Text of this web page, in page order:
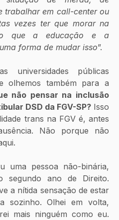
trabalhar em call-center ou
vezes ter que morar na
que a educação e a
forma de mudar isso”.
universidades públicas
olhemos também para a
não pensar na inclusão
DSD da FGV-SP? Isso
trans na FGV é, antes
Não porque não
uma pessoa não-binária,
segundo ano de Direito.
a nítida sensação de estar
sozinho. Olhei em volta,
mais ninguém como eu.